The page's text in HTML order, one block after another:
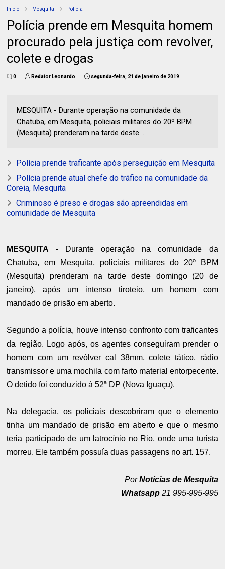
Início Mesquita Polícia
Polícia prende em Mesquita homem
procurado pela justiça com revolver,
colete e drogas
0 Redator Leonardo segunda-feira, 21 de janeiro de 2019
MESQUITA - Durante operação na comunidade da
Chatuba, em Mesquita, policiais militares do 20º BPM
(Mesquita) prenderam na tarde deste ...
Polícia prende traficante após perseguição em Mesquita
Polícia prende atual chefe do tráfico na comunidade da
Coreia, Mesquita
Criminoso é preso e drogas são apreendidas em
comunidade de Mesquita
MESQUITA -Durante operação na comunidade da
Chatuba, em Mesquita, policiais militares do 20º BPM
(Mesquita) prenderam na tarde deste domingo (20 de
janeiro), após um intenso tiroteio, um homem com
mandado de prisão em aberto.
Segundo a polícia, houve intenso confronto com traficantes
da região. Logo após, os agentes conseguiram prender o
homem com um revólver cal 38mm, colete tático, rádio
transmissor e uma mochila com farto material entorpecente.
O detido foi conduzido à 52ª DP (Nova Iguaçu).
Na delegacia, os policiais descobriram que o elemento
tinha um mandado de prisão em aberto e que o mesmo
teria participado de um latrocínio no Rio, onde uma turista
morreu. Ele também possuía duas passagens no art. 157.
PorNotícias de Mesquita
Whatsapp 21 995-995-995